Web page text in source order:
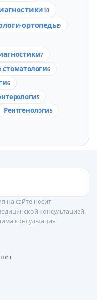
10
ортопеды9
7
стоматологи6
6
5
Рентгенологи5
на сайте носит
консультацией.
консультация